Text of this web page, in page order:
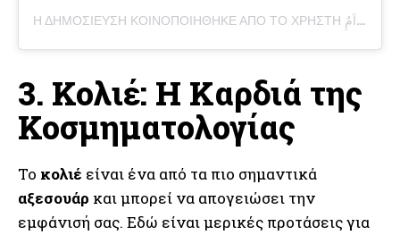
Η ΔΗΜΟΣΊΕΥΣΗ ΚΟΙΝΟΠΟΙΉΘΗΚΕ ΑΠΌ ΤΟ ΧΡΉΣΤΗ ألمَراَمٌِ (@ALMARAM_EG)
3. Κολιέ: Η Καρδιά της
Κοσμηματολογίας
Το κολιέ είναι ένα από τα πιο σημαντικά
αξεσουάρ και μπορεί να απογειώσει την
εμφάνισή σας. Εδώ είναι μερικές προτάσεις για